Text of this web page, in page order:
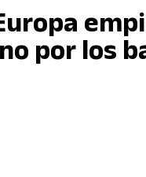
por los